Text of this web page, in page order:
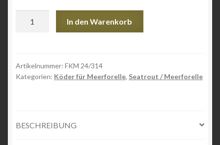
In den Warenkorb
Artikelnummer: FKM 24/314
Kategorien: Köder für Meerforelle, Seatrout / Meerforelle
BESCHREIBUNG